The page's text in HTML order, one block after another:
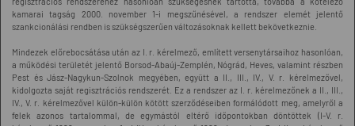
kamarai tagság 2000. november 1-i megszűnésével, a rendszer elemét jelentő
szankcionálási rendben is szükségszerűen változásoknak kellett bekövetkeznie.
Mindezek előrebocsátása után az I. r. kérelmező, említett versenytársaihoz hasonlóan,
a működési területét jelentő Borsod-Abaúj-Zemplén, Nógrád, Heves, valamint részben
Pest és Jász-Nagykun-Szolnok megyében, együtt a II., III., IV., V. r. kérelmezővel,
kidolgozta saját regisztrációs rendszerét. Ez a rendszer az I. r. kérelmezőnek a II., III.,
IV., V. r. kérelmezővel külön-külön kötött szerződéseiben formálódott meg, amelyről a
felek azonos tartalommal, de egymástól eltérő időpontokban döntöttek (I-V. r.